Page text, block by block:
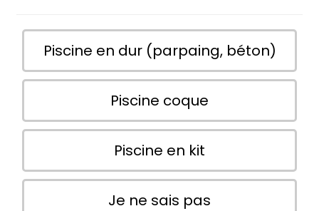
Piscine en dur (parpaing, béton)
Piscine coque
Piscine en kit
Je ne sais pas